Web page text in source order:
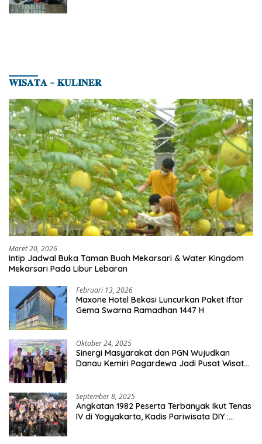
𝐖𝐈𝐒𝐀𝐓𝐀 – 𝐊𝐔𝐋𝐈𝐍𝐄𝐑
Maret 20, 2026
Intip Jadwal Buka Taman Buah Mekarsari & Water Kingdom
Mekarsari Pada Libur Lebaran
Februari 13, 2026
Maxone Hotel Bekasi Luncurkan Paket Iftar
Gema Swarna Ramadhan 1447 H
Oktober 24, 2025
Sinergi Masyarakat dan PGN Wujudkan
Danau Kemiri Pagardewa Jadi Pusat Wisata
September 8, 2025
Angkatan 1982 Peserta Terbanyak Ikut Tenas
IV di Yogyakarta, Kadis Pariwisata DIY :